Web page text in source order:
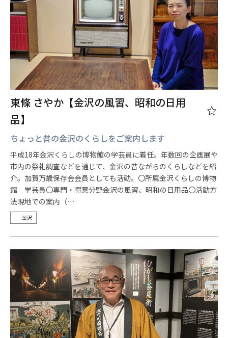
東條 さやか【金沢の風習、昭和の日用
品】
ちょっと昔の金沢のくらしをご案内します
平成18年金沢くらしの博物館の学芸員に着任。年数回の企画展や
市内の祭礼調査などを通じて、金沢の昔ながらのくらしなどを紹
介。加賀万歳保存会会員としても活動。〇所属金沢くらしの博物
館 学芸員〇専門・得意分野金沢の風習、昭和の日用品〇活動方
法現地での案内（…
金沢